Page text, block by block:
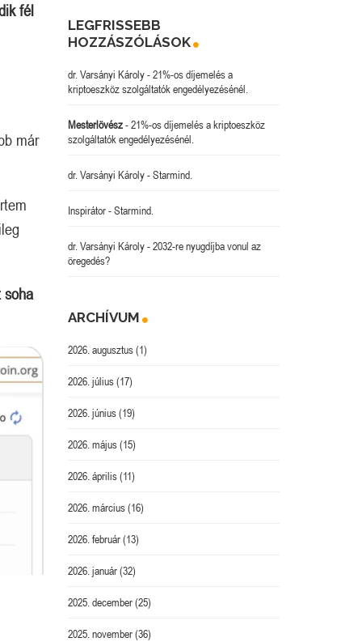
fél
már
soha
LEGFRISSEBB
HOZZÁSZÓLÁSOK
dr. Varsányi Károly-21%-os díjemelés a
kriptoeszköz szolgáltatók engedélyezésénél.
Mesterlövész-21%-os díjemelés a kriptoeszköz
szolgáltatók engedélyezésénél.
dr. Varsányi Károly-Starmind.
Inspirátor-Starmind.
dr. Varsányi Károly-2032-re nyugdíjba vonul az
öregedés?
ARCHÍVUM
2026. augusztus(1)
2026. július(17)
2026. június(19)
2026. május(15)
2026. április(11)
2026. március(16)
2026. február(13)
2026. január(32)
2025. december(25)
2025. november(36)